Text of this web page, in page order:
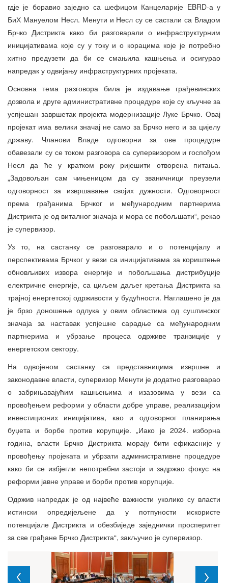
гдје је боравио заједно са шефицом Канцеларије EBRD-а у
БиХ Мануелом Несл. Менути и Несл су се састали са Владом
Брчко Дистрикта како би разговарали о инфраструктурним
иницијативама које су у току и о корацима које је потребно
хитно предузети да би се смањила кашњења и осигурао
напредак у одвијању инфраструктурних пројеката.
Основна тема разговора била је издавање грађевинских
дозвола и друге административне процедуре које су кључне за
успјешан завршетак пројекта модернизације Луке Брчко. Овај
пројекат има велики значај не само за Брчко него и за цијелу
државу. Чланови Владе одговорни за ове процедуре
обавезали су се током разговора са супервизором и госпођом
Несл да ће у кратком року ријешити отворена питања.
„Задовољан сам чињеницом да су званичници преузели
одговорност за извршавање својих дужности. Одговорност
према грађанима Брчког и међународним партнерима
Дистрикта је од виталног значаја и мора се побољшати“, рекао
је супервизор.
Уз то, на састанку се разговарало и о потенцијалу и
перспективама Брчког у вези са иницијативама за кориштење
обновљивих извора енергије и побољшања дистрибуције
електричне енергије, са циљем даљег кретања Дистрикта ка
трајној енергетској одрживости у будућности. Наглашено је да
је брзо доношење одлука у овим областима од суштинског
значаја за наставак успјешне сарадње са међународним
партнерима и убрзање процеса одрживе транзиције у
енергетском сектору.
На одвојеном састанку са представницима извршне и
законодавне власти, супервизор Менути је додатно разговарао
о забрињавајућим кашњењима и изазовима у вези са
провођењем реформи у области добре управе, реализацијом
инвестиционих иницијатива, као и одговорног планирања
буџета и борбе против корупције. „Иако је 2024. изборна
година, власти Брчко Дистрикта морају бити ефикасније у
провођењу пројеката и убрзати административне процедуре
како би се избјегли непотребни застоји и задржао фокус на
реформи јавне управе и борби против корупције.
Одржив напредак је од највеће важности уколико су власти
истински опредијељене да у потпуности искористе
потенцијале Дистрикта и обезбиједе заједнички просперитет
за све грађане Брчко Дистрикта“, закључио је супервизор.